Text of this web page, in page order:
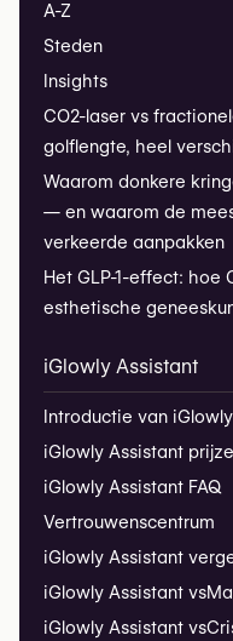
A-Z
Steden
Insights
CO2-laser vs
golflengte, heel
Waarom donkere
— en waarom de
verkeerde aanpakken
Het GLP-1-effect:
esthetische
iGlowly Assistant
Introductie van
iGlowly Assistant
iGlowly Assistant FAQ
Vertrouwenscentrum
iGlowly Assistant
iGlowly Assistant vs
iGlowly Assistant vs